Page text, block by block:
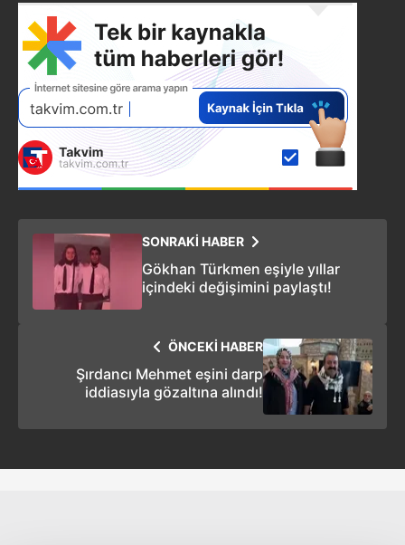
SONRAKİ HABER
Gökhan Türkmen eşiyle yıllar
içindeki değişimini paylaştı!
ÖNCEKİ HABER
Şırdancı Mehmet eşini darp
iddiasıyla gözaltına alındı!